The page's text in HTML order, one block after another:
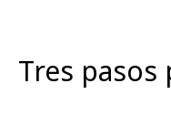
Tres pasos